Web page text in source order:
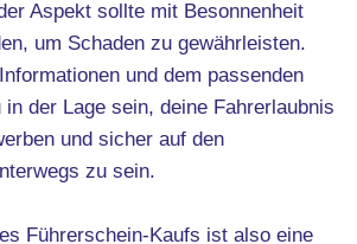
Aspekt sollte mit Besonnenheit
um Schaden zu gewährleisten.
und dem passenden
der Lage sein, deine Fahrerlaubnis
und sicher auf den
zu sein.
Führerschein-Kaufs ist also eine